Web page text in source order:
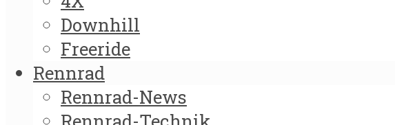
Downhill
Freeride
Rennrad
Rennrad-News